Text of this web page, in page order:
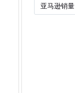
亚马逊销量